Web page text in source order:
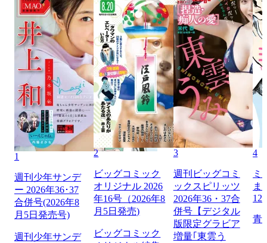
1
週刊少年サンデ
ー 2026年36･37
合併号(2026年8
月5日発売号)
週刊少年サンデ
2
ビッグコミック
オリジナル 2026
年16号（2026年8
月5日発売)
ビッグコミック
3
週刊ビッグコミ
ックスピリッツ
2026年36・37合
併号【デジタル
版限定グラビア
増量｢東雲う
4
ミ
ま
129
青